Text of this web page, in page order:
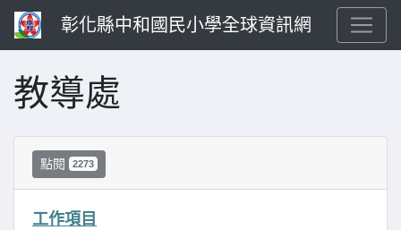
彰化縣中和國民小學全球資訊網
教導處
點閱 2273
工作項目